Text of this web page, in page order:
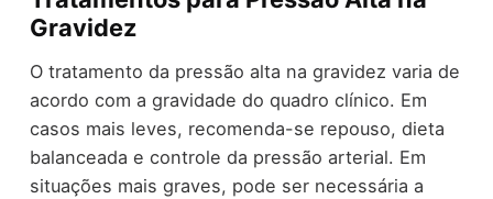
Gravidez
O tratamento da pressão alta na gravidez varia de
acordo com a gravidade do quadro clínico. Em
casos mais leves, recomenda-se repouso, dieta
balanceada e controle da pressão arterial. Em
situações mais graves, pode ser necessária a